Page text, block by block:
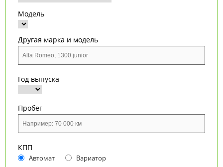
Модель
Другая марка и модель
Год выпуска
Пробег
КПП
Автомат Вариатор